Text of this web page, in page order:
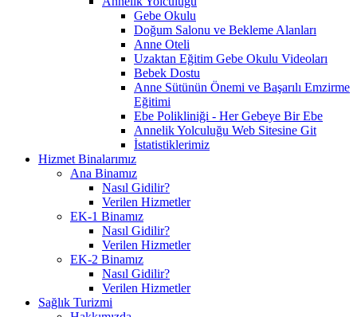
Gebe Okulu
Doğum Salonu ve Bekleme Alanları
Anne Oteli
Uzaktan Eğitim Gebe Okulu Videoları
Bebek Dostu
Anne Sütünün Önemi ve Başarılı Emzirme
Eğitimi
Ebe Polikliniği - Her Gebeye Bir Ebe
Annelik Yolculuğu Web Sitesine Git
İstatistiklerimiz
Hizmet Binalarımız
Ana Binamız
Nasıl Gidilir?
Verilen Hizmetler
EK-1 Binamız
Nasıl Gidilir?
Verilen Hizmetler
EK-2 Binamız
Nasıl Gidilir?
Verilen Hizmetler
Sağlık Turizmi